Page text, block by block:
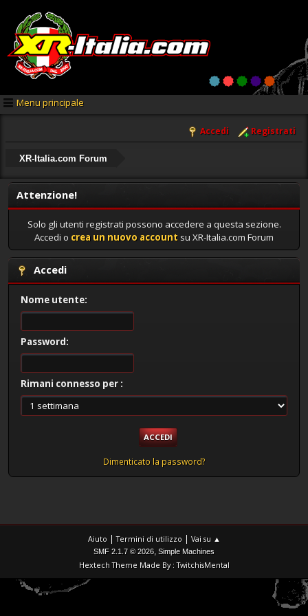
Menu principale
Accedi Registrati
XR-Italia.com Forum
Attenzione!
Solo gli utenti registrati possono accedere a questa sezione.
Accedi o crea un nuovo account su XR-Italia.com Forum
Accedi
Nome utente:
Password:
Rimani connesso per :
Dimenticato la password?
Aiuto |Termini di utilizzo | Vai su ▲
SMF 2.1.7 © 2026, Simple Machines
Hextech Theme Made By : TwitchisMental